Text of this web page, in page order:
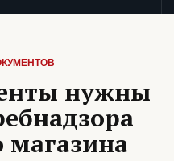
нужны
магазина